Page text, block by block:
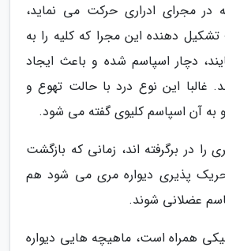
در مجرای ادراری حرکت می نماید،
دهنده این مجرا که کلیه را به
دچار اسپاسم شده و باعث ایجاد
این نوع درد با حالت تهوع و
و به آن اسپاسم کلیوی گفته می شود.
در برگرفته اند، زمانی که بازگشت
پذیری دیواره مری می شود هم
عضلانی شوند.
همراه است، ماهیچه هایی دیواره